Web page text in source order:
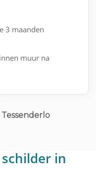
3 maanden
muur na
in